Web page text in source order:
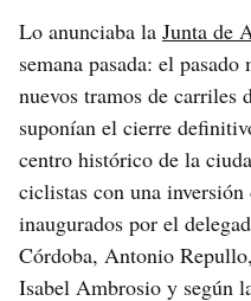
Lo anunciaba la Junta de
semana pasada: el
nuevos tramos de carriles
suponían el cierre
centro histórico de la
ciclistas con una
inaugurados por el
Córdoba, Antonio
Isabel Ambrosio y según